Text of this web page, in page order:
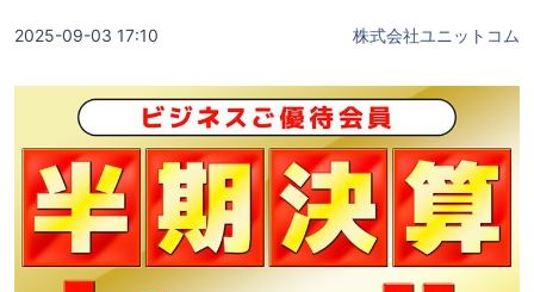
2025-09-03 17:10 株式会社ユニットコム